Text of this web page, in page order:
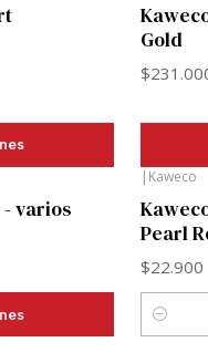
Gold
varios
| Kaweco
Pearl
$22.900
Cantidad